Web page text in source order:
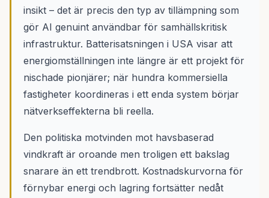
insikt – det är precis den typ av tillämpning som
gör AI genuint användbar för samhällskritisk
infrastruktur. Batterisatsningen i USA visar att
energiomställningen inte längre är ett projekt för
nischade pionjärer; när hundra kommersiella
fastigheter koordineras i ett enda system börjar
nätverkseffekterna bli reella.
Den politiska motvinden mot havsbaserad
vindkraft är oroande men troligen ett bakslag
snarare än ett trendbrott. Kostnadskurvorna för
förnybar energi och lagring fortsätter nedåt